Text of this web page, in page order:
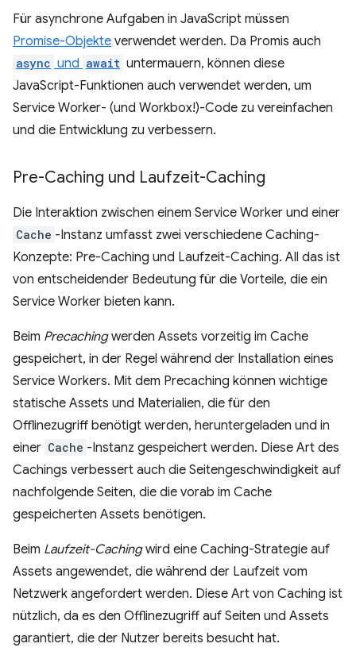
Für asynchrone Aufgaben in JavaScript müssen
Promise-Objekte verwendet werden. Da Promis auch
async und await untermauern, können diese
JavaScript-Funktionen auch verwendet werden, um
Service Worker- (und Workbox!)-Code zu vereinfachen
und die Entwicklung zu verbessern.
Pre-Caching und Laufzeit-Caching
Die Interaktion zwischen einem Service Worker und einer
Cache -Instanz umfasst zwei verschiedene Caching-
Konzepte: Pre-Caching und Laufzeit-Caching. All das ist
von entscheidender Bedeutung für die Vorteile, die ein
Service Worker bieten kann.
Beim Precachingwerden Assets vorzeitig im Cache
gespeichert, in der Regel während der Installation eines
Service Workers. Mit dem Precaching können wichtige
statische Assets und Materialien, die für den
Offlinezugriff benötigt werden, heruntergeladen und in
einer Cache -Instanz gespeichert werden. Diese Art des
Cachings verbessert auch die Seitengeschwindigkeit auf
nachfolgende Seiten, die die vorab im Cache
gespeicherten Assets benötigen.
Beim Laufzeit-Cachingwird eine Caching-Strategie auf
Assets angewendet, die während der Laufzeit vom
Netzwerk angefordert werden. Diese Art von Caching ist
nützlich, da es den Offlinezugriff auf Seiten und Assets
garantiert, die der Nutzer bereits besucht hat.